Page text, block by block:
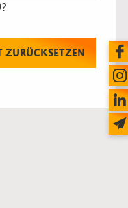
ZURÜCKSETZEN